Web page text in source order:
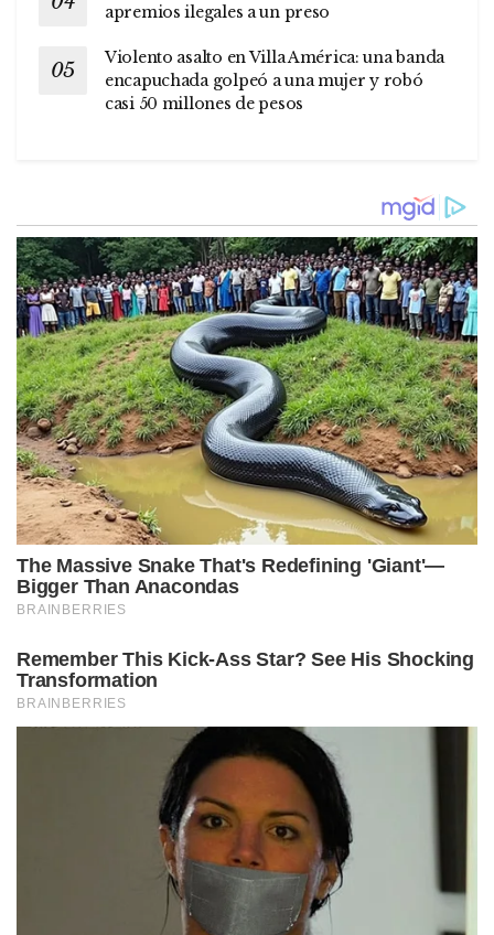
apremios ilegales a un preso
Violento asalto en Villa América: una banda
encapuchada golpeó a una mujer y robó
casi 50 millones de pesos